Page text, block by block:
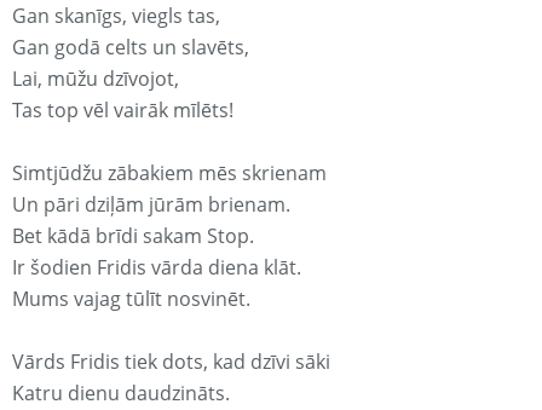
Gan skanīgs, viegls tas,
Gan godā celts un slavēts,
Lai, mūžu dzīvojot,
Tas top vēl vairāk mīlēts!
Simtjūdžu zābakiem mēs skrienam
Un pāri dziļām jūrām brienam.
Bet kādā brīdi sakam Stop.
Ir šodien Fridis vārda diena klāt.
Mums vajag tūlīt nosvinēt.
Vārds Fridis tiek dots, kad dzīvi sāki
Katru dienu daudzināts.